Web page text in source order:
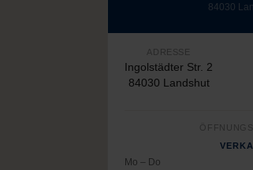
84030
ADRESSE
Ingolstädter Str. 2
84030 Landshut
Mo – Do